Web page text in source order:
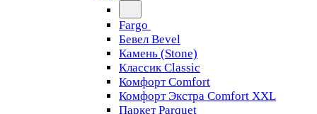
Fargo
Бевел Bevel
Камень (Stone)
Классик Classic
Комфорт Comfort
Комфорт Экстра Comfort XXL
Паркет Parquet